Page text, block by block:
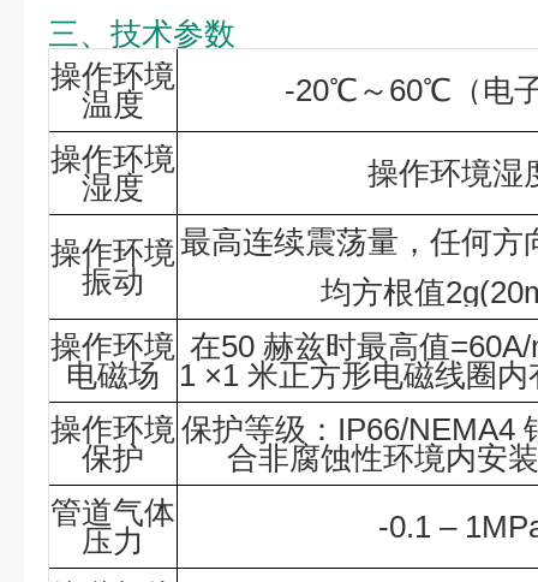
三、 技术参数
操作环境
温度
-20℃～60℃（电
操作环境
湿度
操作环境湿
操作环境
振动
最高连续震荡量，任何方
均方根值
操作环境
电磁场
在50 赫兹时最高值
1 ×1 米正方形电磁线圈
操作环境
保护
保护等级：IP66/NEMA4
合非腐蚀性环境内安
管道气体
压力
-0.1 –